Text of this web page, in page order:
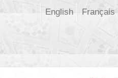
Français
English